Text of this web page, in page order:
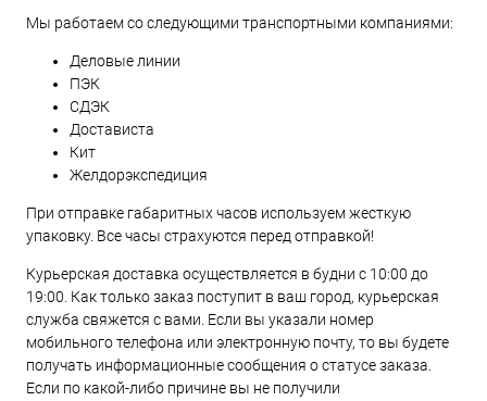
Мы работаем со следующими транспортными компаниями:
Деловые линии
ПЭК
СДЭК
Достависта
Кит
Желдорэкспедиция
При отправке габаритных часов используем жесткую
упаковку. Все часы страхуются перед отправкой!
Курьерская доставка осуществляется в будни с 10:00 до
19:00. Как только заказ поступит в ваш город, курьерская
служба свяжется с вами. Если вы указали номер
мобильного телефона или электронную почту, то вы будете
получать информационные сообщения о статусе заказа.
Если по какой-либо причине вы не получили